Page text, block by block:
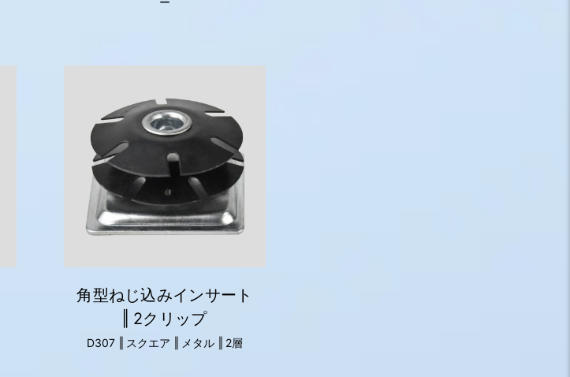
角型ねじ込みインサート
‖ 2クリップ
D307 ‖ スクエア ‖ メタル ‖ 2層